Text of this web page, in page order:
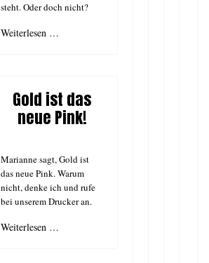
steht. Oder doch nicht?
Weiterlesen …
Gold ist das
neue Pink!
Marianne sagt, Gold ist
das neue Pink. Warum
nicht, denke ich und rufe
bei unserem Drucker an.
Weiterlesen …